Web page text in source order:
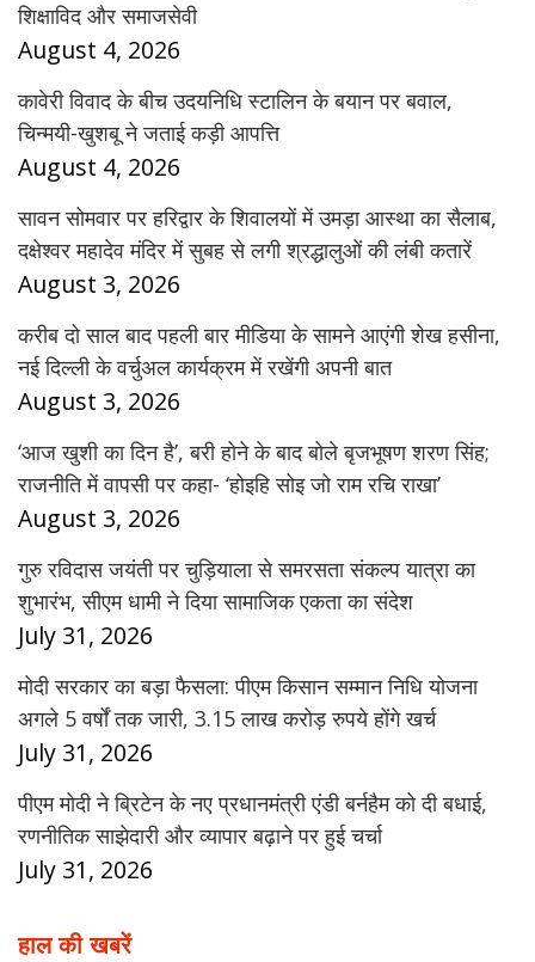
शिक्षाविद और समाजसेवी
August 4, 2026
कावेरी विवाद के बीच उदयनिधि स्टालिन के बयान पर बवाल,
चिन्मयी-खुशबू ने जताई कड़ी आपत्ति
August 4, 2026
सावन सोमवार पर हरिद्वार के शिवालयों में उमड़ा आस्था का सैलाब,
दक्षेश्वर महादेव मंदिर में सुबह से लगी श्रद्धालुओं की लंबी कतारें
August 3, 2026
करीब दो साल बाद पहली बार मीडिया के सामने आएंगी शेख हसीना,
नई दिल्ली के वर्चुअल कार्यक्रम में रखेंगी अपनी बात
August 3, 2026
‘आज खुशी का दिन है’, बरी होने के बाद बोले बृजभूषण शरण सिंह;
राजनीति में वापसी पर कहा- ‘होइहि सोइ जो राम रचि राखा’
August 3, 2026
गुरु रविदास जयंती पर चुड़ियाला से समरसता संकल्प यात्रा का
शुभारंभ, सीएम धामी ने दिया सामाजिक एकता का संदेश
July 31, 2026
मोदी सरकार का बड़ा फैसला: पीएम किसान सम्मान निधि योजना
अगले 5 वर्षों तक जारी, 3.15 लाख करोड़ रुपये होंगे खर्च
July 31, 2026
पीएम मोदी ने ब्रिटेन के नए प्रधानमंत्री एंडी बर्नहैम को दी बधाई,
रणनीतिक साझेदारी और व्यापार बढ़ाने पर हुई चर्चा
July 31, 2026
हाल की खबरें